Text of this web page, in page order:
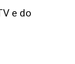
e do